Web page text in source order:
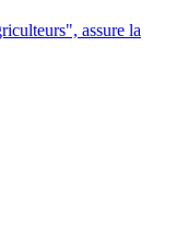
assure la